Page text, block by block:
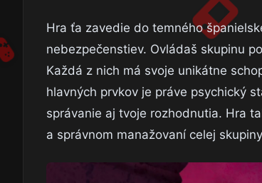
Hra ťa zavedie do temného
nebezpečenstiev. Ovládaš skupinu
Každá z nich má svoje unikátne
hlavných prvkov je práve psychický
správanie aj tvoje rozhodnutia. Hra
a správnom manažovaní celej